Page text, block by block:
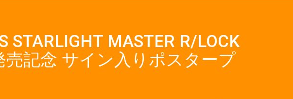
STARLIGHT MASTER R/LOCK
記念 サイン入りポスタープ